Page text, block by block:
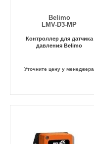
Belimo
LMV-D3-MP
Контроллер для датчика
давления Belimo
Уточните цену у менеджера